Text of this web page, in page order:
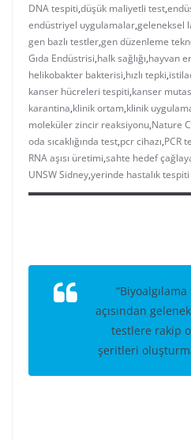
DNA tespiti,düşük maliyetli test,
endüstriyel uygulamalar,geleneksel
gen bazlı testler,gen düzenleme
Gıda Endüstrisi,halk sağlığı,hayvan
helikobakter bakterisi,hızlı tepki,
kanser hücreleri tespiti,kanser
karantina,klinik ortam,klinik
moleküler zincir reaksiyonu,Nature
oda sıcaklığında test,pcr cihazı,PCR
RNA aşısı üretimi,sahte hedef
UNSW Sidney,yerinde hastalık tespiti
açısından
testlere rakip
şeritleri